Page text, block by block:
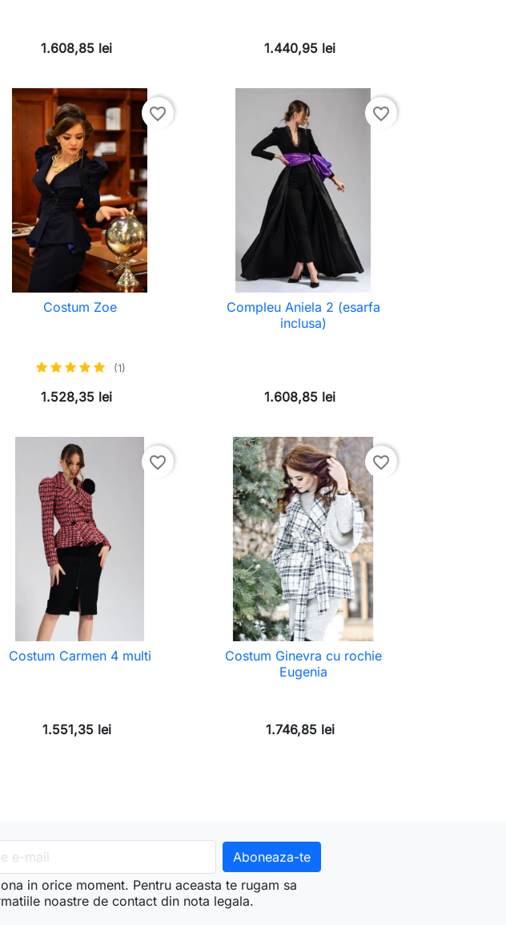
1.608,85 lei 1.440,95 lei
favorite_border
Costum Zoe
(1)
1.528,35 lei
favorite_border
Compleu Aniela 2 (esarfa
inclusa)
1.608,85 lei
favorite_border
Costum Carmen 4 multi
1.551,35 lei
favorite_border
Costum Ginevra cu rochie
Eugenia
1.746,85 lei
in orice moment. Pentru aceasta te rugam sa
noastre de contact din nota legala.